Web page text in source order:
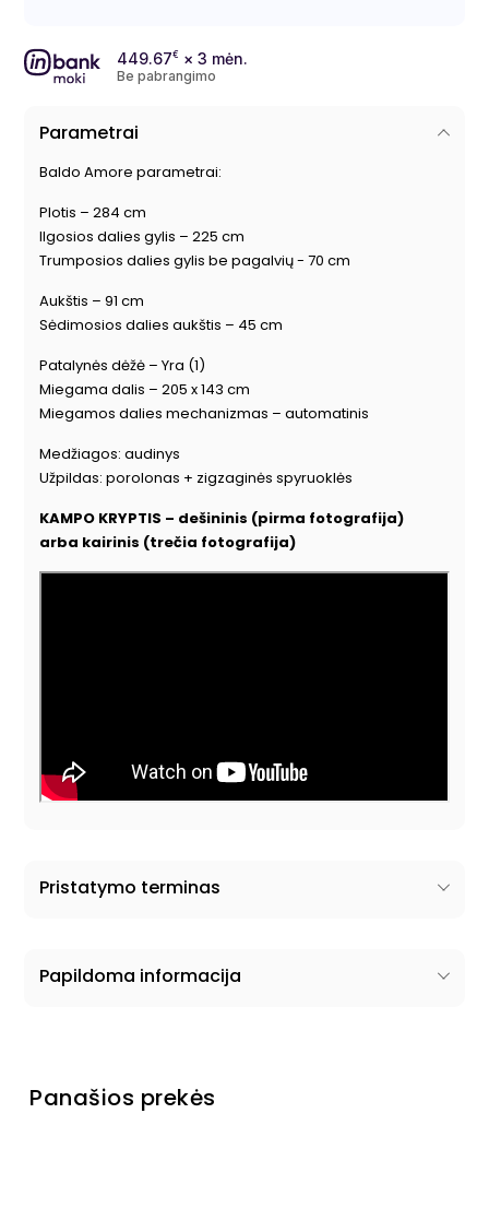
449.67€ × 3 mėn.
Be pabrangimo
Parametrai
Baldo Amore parametrai:
Plotis – 284 cm
Ilgosios dalies gylis – 225 cm
Trumposios dalies gylis be pagalvių - 70 cm
Aukštis – 91 cm
Sėdimosios dalies aukštis – 45 cm
Patalynės dėžė – Yra (1)
Miegama dalis – 205 x 143 cm
Miegamos dalies mechanizmas – automatinis
Medžiagos: audinys
Užpildas: porolonas + zigzaginės spyruoklės
KAMPO KRYPTIS – dešininis (pirma fotografija)
arba kairinis (trečia fotografija)
Pristatymo terminas
Papildoma informacija
Panašios prekės